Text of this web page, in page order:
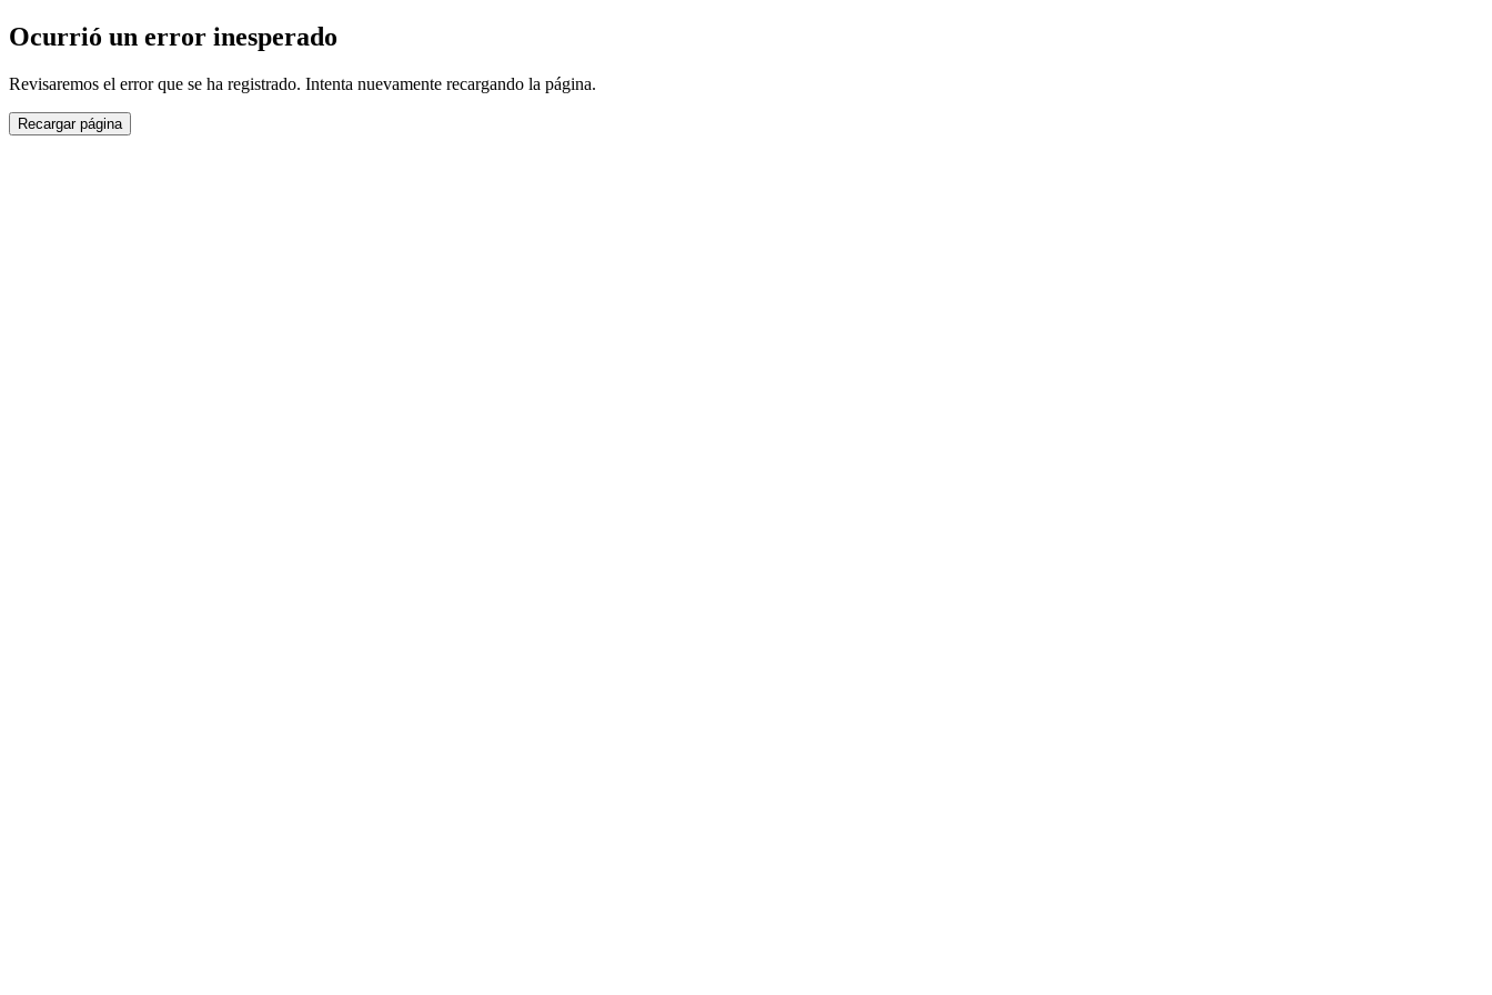
Ocurrió un error inesperado
Revisaremos el error que se ha registrado. Intenta nuevamente recargando la página.
Recargar página